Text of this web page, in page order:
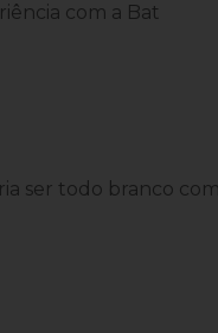
com a Bat
ser todo branco